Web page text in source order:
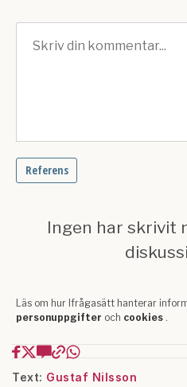
Text: Gustaf Nilsson